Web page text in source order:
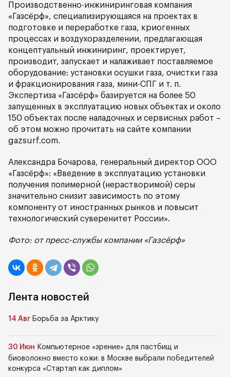
Производственно-инжиниринговая компания
«Газсёрф», специализирующаяся на проектах в
подготовке и переработке газа, криогенных
процессах и воздухоразделении, предлагающая
концептуальный инжиниринг, проектирует,
производит, запускает и налаживает поставляемое
оборудование: установки осушки газа, очистки газа
и фракционирования газа, мини-СПГ и т. п.
Экспертиза «Газсёрф» базируется на более 50
запущенных в эксплуатацию новых объектах и около
150 объектах после наладочных и сервисных работ –
об этом можно прочитать на сайте компании
gazsurf.com.
Александра Бочарова, генеральный директор ООО
«Газсёрф»: «Введение в эксплуатацию установки
получения полимерной (нерастворимой) серы
значительно снизит зависимость по этому
компоненту от иностранных рынков и повысит
технологический суверенитет России».
Фото: от пресс-службы компании «Газсёрф»
Лента новостей
14 Авг Борьба за Арктику
30 Июн Компьютерное «зрение» для пастбищ и
биоволокно вместо кожи: в Москве выбрали победителей
конкурса «Стартап как диплом»